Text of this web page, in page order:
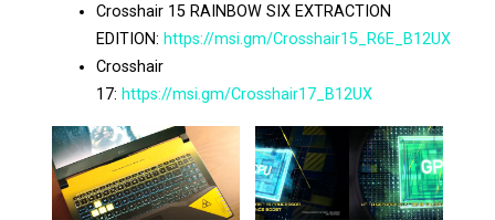
Crosshair 15 RAINBOW SIX EXTRACTION
EDITION: https://msi.gm/Crosshair15_R6E_B12UX
Crosshair
17: https://msi.gm/Crosshair17_B12UX